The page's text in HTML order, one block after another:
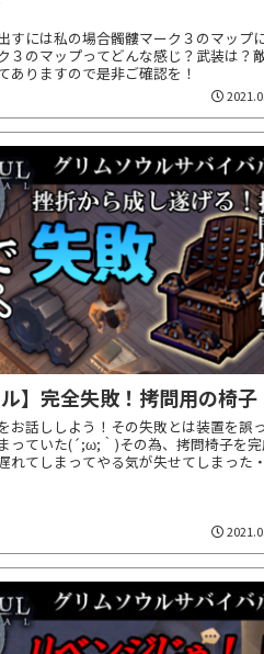
すには私の場合髑髏マーク３のマップ
３のマップってどんな感じ？武装は？
ありますので是非ご確認を！
ル】完全失敗！拷問用の椅子
お話ししよう！その失敗とは装置を誤
っていた(´;ω;｀)その為、拷問椅子を
れてしまってやる気が失せてしまった